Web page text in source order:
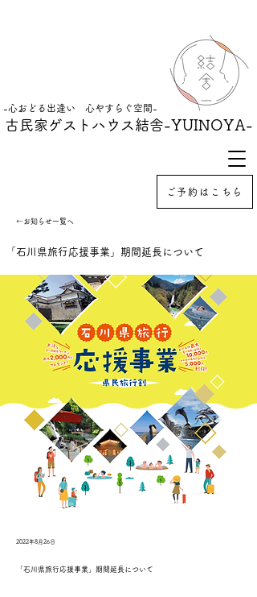
-心おどる出逢い 心やすらぐ空間-
古民家ゲストハウス結舎-YUINOYA-
ご予約はこちら
←お知らせ一覧へ
「石川県旅行応援事業」期間延長について
2022年8月26日
「石川県旅行応援事業」期間延長について